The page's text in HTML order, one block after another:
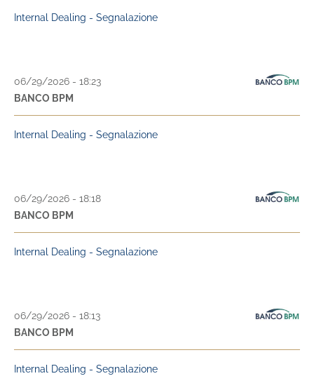
Internal Dealing - Segnalazione
06/29/2026 - 18:23
BANCO BPM
Internal Dealing - Segnalazione
06/29/2026 - 18:18
BANCO BPM
Internal Dealing - Segnalazione
06/29/2026 - 18:13
BANCO BPM
Internal Dealing - Segnalazione